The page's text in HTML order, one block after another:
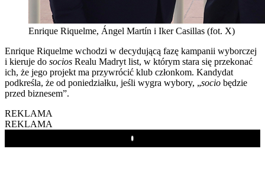
Enrique Riquelme, Ángel Martín i Iker Casillas (fot. X)
Enrique Riquelme wchodzi w decydującą fazę kampanii wyborczej
i kieruje do socios Realu Madryt list, w którym stara się przekonać
ich, że jego projekt ma przywrócić klub członkom. Kandydat
podkreśla, że od poniedziałku, jeśli wygra wybory, „socio będzie
przed biznesem”.
REKLAMA
REKLAMA
Play